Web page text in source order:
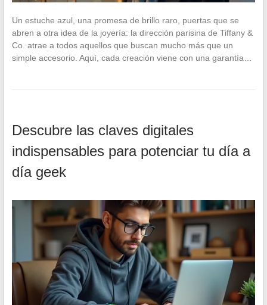
Un estuche azul, una promesa de brillo raro, puertas que se
abren a otra idea de la joyería: la dirección parisina de Tiffany &
Co. atrae a todos aquellos que buscan mucho más que un
simple accesorio. Aquí, cada creación viene con una garantía…
Descubre las claves digitales
indispensables para potenciar tu día a
día geek